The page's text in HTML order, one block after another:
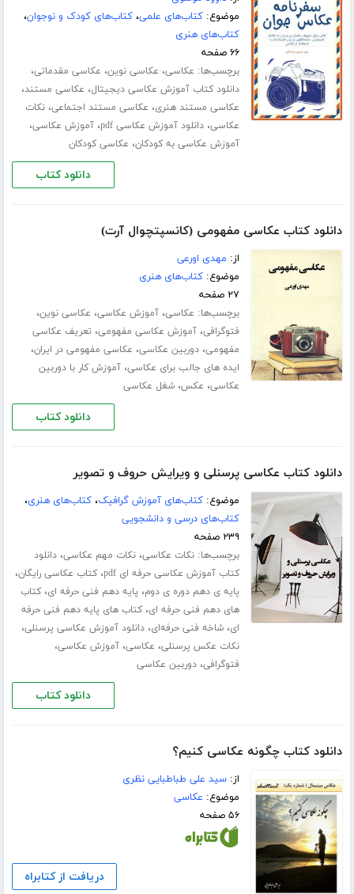
موضوع:کتاب‌های علمی،کتاب‌های کودک و نوجوان،
کتاب‌های هنری
۶۶ صفحه
برچسب‌ها: عکاسی، عکاسی نوین، عکاسی مقدماتی،
دانلود کتاب آموزش عکاسی دیجیتال، عکاسی مستند،
عکاسی مستند هنری، عکاسی مستند اجتماعی،نکات
عکاسی،دانلود آموزش عکاسی pdf ،آموزش عکاسی،
آموزش عکاسی به کودکان، عکاسی کودکان
دانلود کتاب
دانلود کتاب عکاسی مفهومی (کانسپتچوال آرت)
از: مهدی اورعی
موضوع:کتاب‌های هنری
۲۷ صفحه
برچسب‌ها: عکاسی،آموزش عکاسی، عکاسی نوین،
فتوگرافی،آموزش عکاسی مفهومی، تعریف عکاسی
مفهومی،دوربین عکاسی، عکاسی مفهومی در ایران،
ایده های جالب برای عکاسی،آموزش کار با دوربین
عکاسی، عکس،شغل عکاسی
دانلود کتاب
دانلود کتاب عکاسی پرسنلی و ویرایش حروف و تصویر
موضوع:کتاب‌های آموزش گرافیک،کتاب‌های هنری،
کتاب‌های درسی و دانشجویی
۲۳۹ صفحه
برچسب‌ها:نکات عکاسی،نکات مهم عکاسی،دانلود
کتاب آموزش عکاسی حرفه ای pdf
،کتاب عکاسی رایگان،
پایه ی دهم دوره ی دوم، پایه دهم فنی حرفه ای،کتاب
های دهم فنی حرفه ای،کتاب های پایه دهم فنی حرفه
ای،شاخه فنی حرفه‌ای،دانلود آموزش عکاسی پرسنلی،
نکات عکس پرسنلی، عکاسی،آموزش عکاسی،
فتوگرافی،دوربین عکاسی
دانلود کتاب
دانلود کتاب چگونه عکاسی کنیم؟
از:سید علی طباطبایی نظری
موضوع: عکاسی
۵۶ صفحه
دریافت از کتابراه